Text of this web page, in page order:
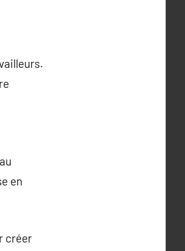
en
créer